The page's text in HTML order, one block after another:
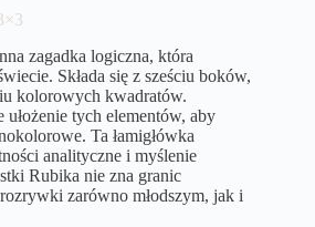
zagadka logiczna, która
Składa się z sześciu boków,
kolorowych kwadratów.
ułożenie tych elementów, aby
Ta łamigłówka
analityczne i myślenie
Rubika nie zna granic
zarówno młodszym, jak i